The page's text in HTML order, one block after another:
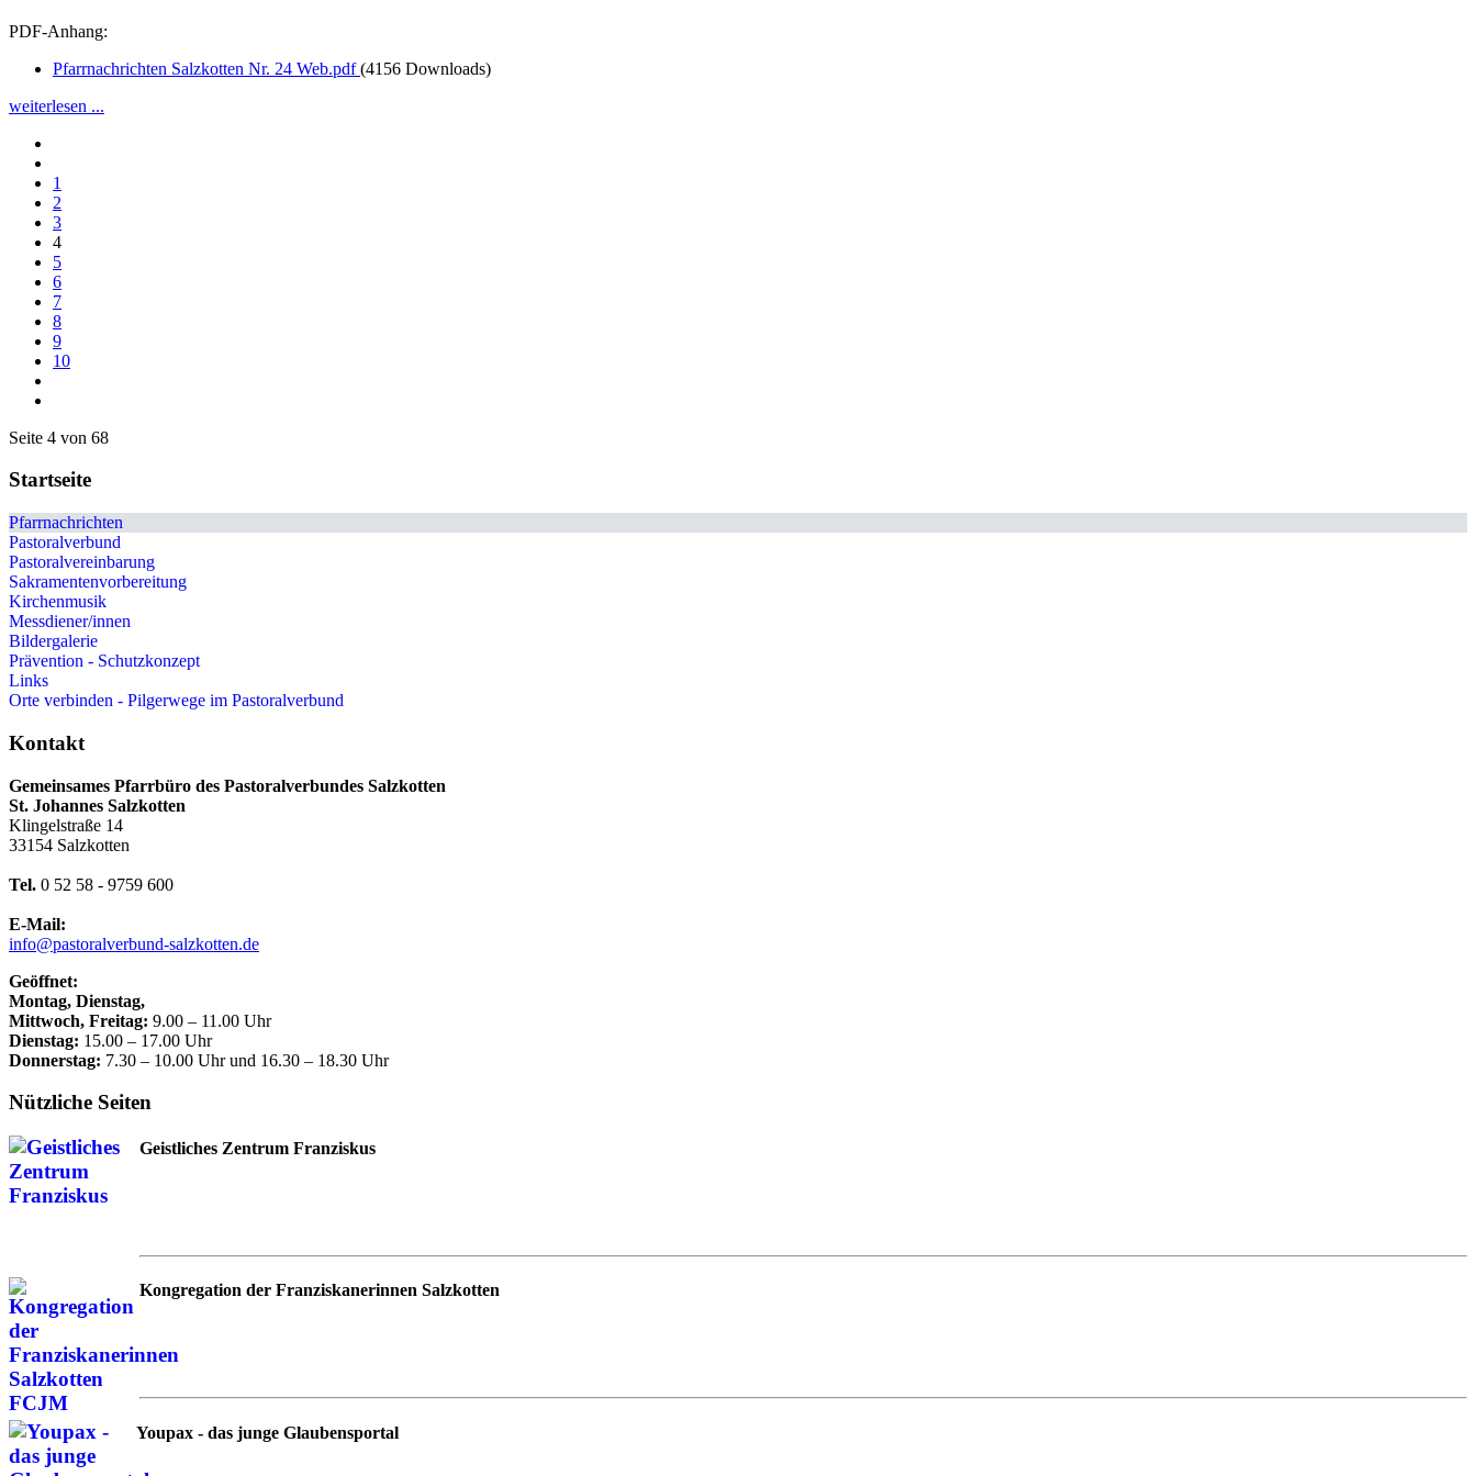
PDF-Anhang:
Pfarrnachrichten Salzkotten Nr. 24 Web.pdf(4156 Downloads)
weiterlesen ...
1
2
3
4
5
6
7
8
9
10
Seite 4 von 68
Startseite
Pfarrnachrichten
Pastoralverbund
Pastoralvereinbarung
Sakramentenvorbereitung
Kirchenmusik
Messdiener/innen
Bildergalerie
Prävention - Schutzkonzept
Links
Orte verbinden - Pilgerwege im Pastoralverbund
Kontakt
Gemeinsames Pfarrbüro des Pastoralverbundes Salzkotten
St. Johannes Salzkotten
Klingelstraße 14
33154 Salzkotten
Tel. 0 52 58 - 9759 600
E-Mail:
info@pastoralverbund-salzkotten.de
Geöffnet:
Montag, Dienstag,
Mittwoch, Freitag: 9.00 – 11.00 Uhr
Dienstag: 15.00 – 17.00 Uhr
Donnerstag: 7.30 – 10.00 Uhr und 16.30 – 18.30 Uhr
Nützliche Seiten
Geistliches Zentrum Franziskus
Kongregation der Franziskanerinnen Salzkotten
Youpax - das junge Glaubensportal